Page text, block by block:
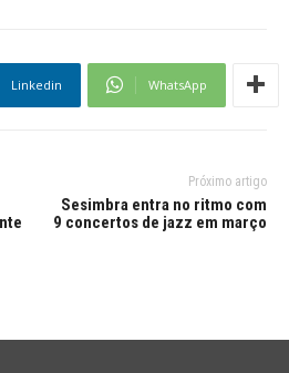
Linkedin WhatsApp
Próximo artigo
Sesimbra entra no ritmo com
9 concertos de jazz em março